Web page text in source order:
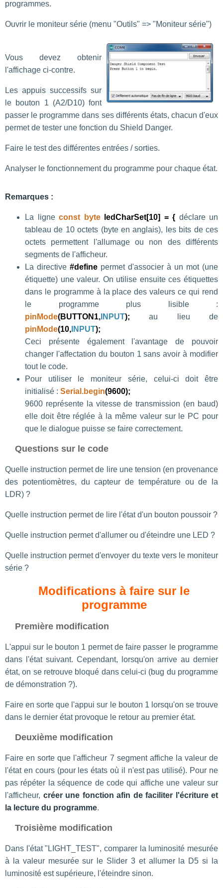
programmes.
Ouvrir le moniteur série (menu "Outils" => "Moniteur série")
Vous devez obtenir
l'affichage ci-contre.
Les appuis successifs sur
le bouton 1 (A2/D10) font
passer le programme dans ses différents états, chacun d'eux
permet de tester une fonction du Shield Danger.
Faire le test des différentes entrées / sorties.
Analyser le fonctionnement du programme pour chaque état.
Remarques :
La ligne const byte ledCharSet[10] = { déclare un
tableau de 10 octets (byte en anglais), les bits de ces
octets permettent l'allumage ou non des différents
segments de l'afficheur.
La directive #define permet d'associer à un mot (une
étiquette) une valeur. On utilise ensuite ces étiquettes
dans le programme à la place des valeurs ce qui rend
le programme plus lisible :
pinMode(BUTTON1, INPUT); au lieu de
pinMode(10, INPUT);
Ceci présente également l'avantage de pouvoir
changer l'affectation du bouton 1 sans avoir à modifier
tout le code.
Pour utiliser le moniteur série, celui-ci doit être
initialisé : Serial.begin(9600);
9600 représente la vitesse de transmission (en baud)
elle doit être réglée à la même valeur sur le PC pour
que le dialogue puisse se faire correctement.
Questions sur le code
Quelle instruction permet de lire une tension (en provenance
des potentiomètres, du capteur de température ou de la
LDR) ?
Quelle instruction permet de lire l'état d'un bouton poussoir ?
Quelle instruction permet d'allumer ou d'éteindre une LED ?
Quelle instruction permet d'envoyer du texte vers le moniteur
série ?
Modifications à faire sur le
programme
Première modification
L'appui sur le bouton 1 permet de faire passer le programme
dans l'état suivant. Cependant, lorsqu'on arrive au dernier
état, on se retrouve bloqué dans celui-ci (bug du programme
de démonstration ?).
Faire en sorte que l'appui sur le bouton 1 lorsqu'on se trouve
dans le dernier état provoque le retour au premier état.
Deuxième modification
Faire en sorte que l'afficheur 7 segment affiche la valeur de
l'état en cours (pour les états où il n'est pas utilisé). Pour ne
pas répéter la séquence de code qui affiche une valeur sur
l'afficheur, créer une fonction afin de faciliter l'écriture et
la lecture du programme.
Troisième modification
Dans l'état "LIGHT_TEST", comparer la luminosité mesurée
à la valeur mesurée sur le Slider 3 et allumer la D5 si la
luminosité est supérieure, l'éteindre sinon.